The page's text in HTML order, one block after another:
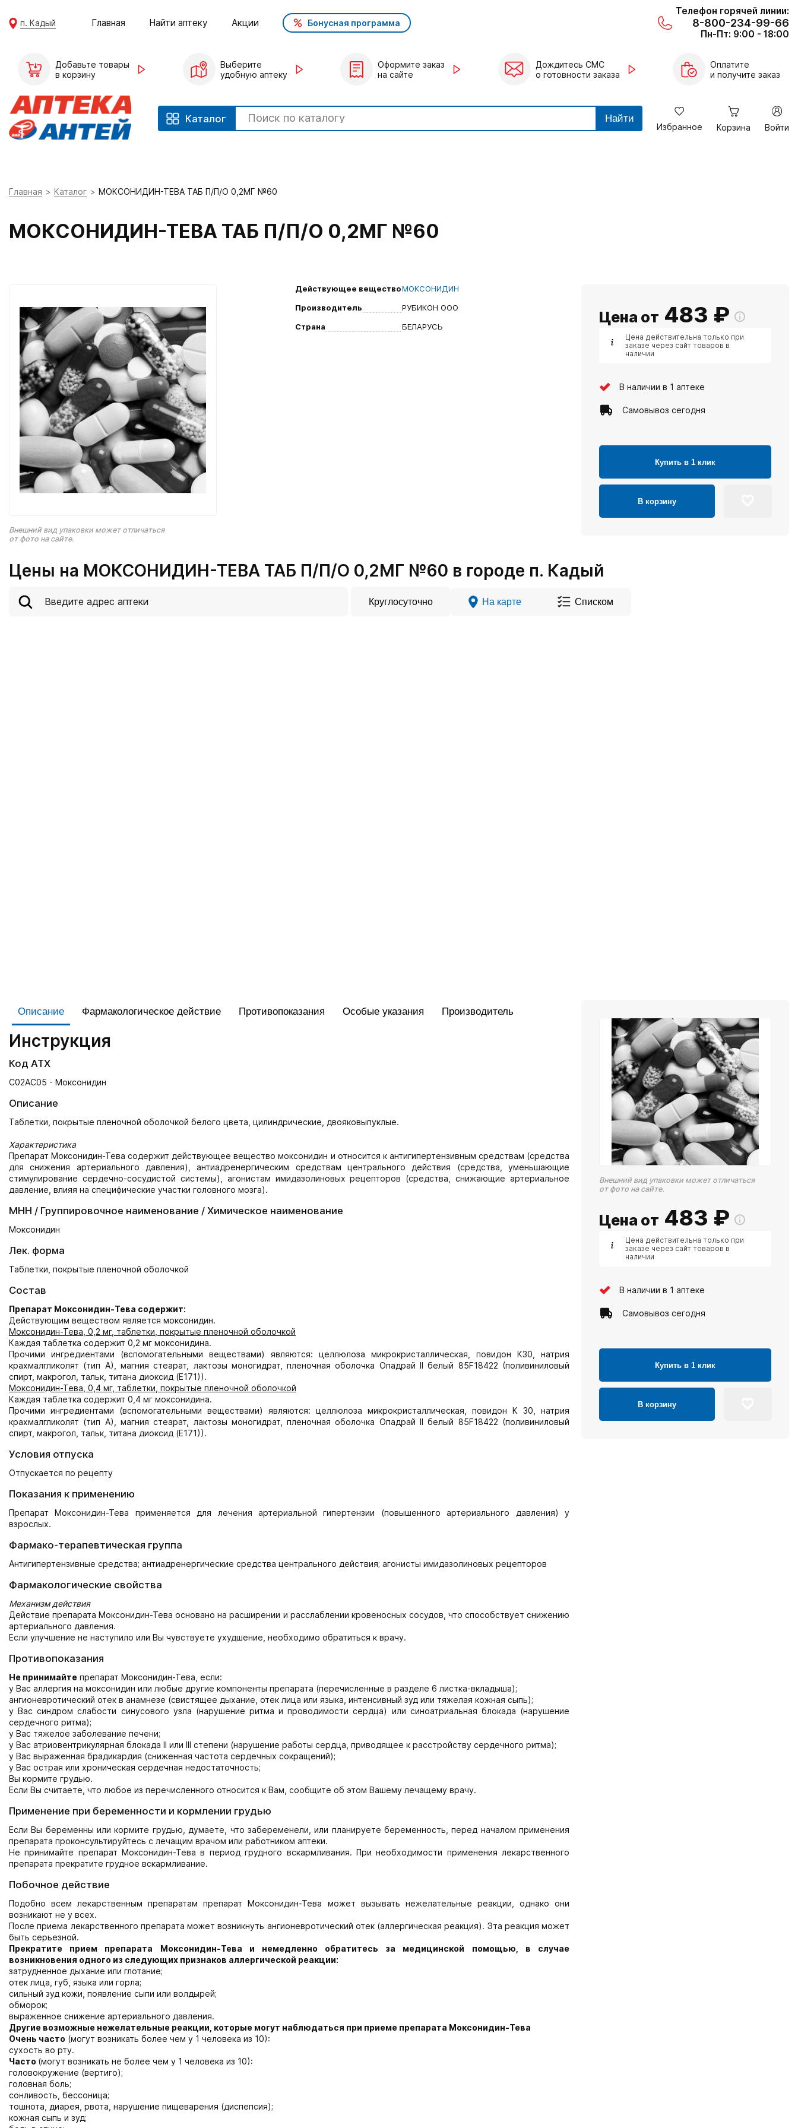
п. Кадый Главная Найти аптеку Акции Бонусная программа
Телефон горячей линии:
8-800-234-99-66
Пн-Пт: 9:00 - 18:00
Добавьте товары
в корзину
Выберите
удобную аптеку
Оформите заказ
на сайте
Дождитесь СМС
о готовности заказа
Оплатите
и получите заказ
Каталог Найти
Избранное Корзина Войти
Главная Каталог МОКСОНИДИН-ТЕВА ТАБ П/П/О 0,2МГ №60
МОКСОНИДИН-ТЕВА ТАБ П/П/О 0,2МГ №60
Внешний вид упаковки может отличаться
от фото на сайте.
Действующее веществоМОКСОНИДИН
Производитель
РУБИКОН ООО
Страна
БЕЛАРУСЬ
Цена от 483 ₽
Цена действительна только при
заказе через сайт товаров в
наличии
В наличии в 1 аптеке
Самовывоз сегодня
Купить в 1 клик
В корзину
Цены на МОКСОНИДИН-ТЕВА ТАБ П/П/О 0,2МГ №60 в городе п. Кадый
Круглосуточно На карте Списком
Описание Фармакологическое действие Противопоказания Особые указания Производитель
Инструкция
Код АТХ
C02AC05 - Моксонидин
Описание
Таблетки, покрытые пленочной оболочкой белого цвета, цилиндрические, двояковыпуклые.
Характеристика
Препарат Моксонидин-Тева содержит действующее вещество моксонидин и относится к антигипертензивным средствам (средства
для снижения артериального давления), антиадренергическим средствам центрального действия (средства, уменьшающие
стимулирование сердечно-сосудистой системы), агонистам имидазолиновых рецепторов (средства, снижающие артериальное
давление, влияя на специфические участки головного мозга).
МНН / Группировочное наименование / Химическое наименование
Моксонидин
Лек. форма
Таблетки, покрытые пленочной оболочкой
Состав
Препарат Моксонидин-Тева содержит:
Действующим веществом является моксонидин.
Моксонидин-Тева, 0,2 мг, таблетки, покрытые пленочной оболочкой
Каждая таблетка содержит 0,2 мг моксонидина.
Прочими ингредиентами (вспомогательными веществами) являются: целлюлоза микрокристаллическая, повидон К30, натрия
крахмалгликолят (тип А), магния стеарат, лактозы моногидрат, пленочная оболочка Опадрай II белый 85F18422 (поливиниловый
спирт, макрогол, тальк, титана диоксид (Е171)).
Моксонидин-Тева, 0,4 мг, таблетки, покрытые пленочной оболочкой
Каждая таблетка содержит 0,4 мг моксонидина.
Прочими ингредиентами (вспомогательными веществами) являются: целлюлоза микрокристаллическая, повидон К 30, натрия
крахмалгликолят (тип А), магния стеарат, лактозы моногидрат, пленочная оболочка Опадрай II белый 85F18422 (поливиниловый
спирт, макрогол, тальк, титана диоксид (Е171)).
Условия отпуска
Отпускается по рецепту
Показания к применению
Препарат Моксонидин-Тева применяется для лечения артериальной гипертензии (повышенного артериального давления) у
взрослых.
Фармако-терапевтическая группа
Антигипертензивные средства; антиадренергические средства центрального действия; агонисты имидазолиновых рецепторов
Фармакологические свойства
Механизм действия
Действие препарата Моксонидин-Тева основано на расширении и расслаблении кровеносных сосудов, что способствует снижению
артериального давления.
Если улучшение не наступило или Вы чувствуете ухудшение, необходимо обратиться к врачу.
Противопоказания
Не принимайте препарат Моксонидин-Тева, если:
у Вас аллергия на моксонидин или любые другие компоненты препарата (перечисленные в разделе 6 листка-вкладыша);
ангионевротический отек в анамнезе (свистящее дыхание, отек лица или языка, интенсивный зуд или тяжелая кожная сыпь);
у Вас синдром слабости синусового узла (нарушение ритма и проводимости сердца) или синоатриальная блокада (нарушение
сердечного ритма);
у Вас тяжелое заболевание печени;
у Вас атриовентрикулярная блокада II или III степени (нарушение работы сердца, приводящее к расстройству сердечного ритма);
у Вас выраженная брадикардия (сниженная частота сердечных сокращений);
у Вас острая или хроническая сердечная недостаточность;
Вы кормите грудью.
Если Вы считаете, что любое из перечисленного относится к Вам, сообщите об этом Вашему лечащему врачу.
Применение при беременности и кормлении грудью
Если Вы беременны или кормите грудью, думаете, что забеременели, или планируете беременность, перед началом применения
препарата проконсультируйтесь с лечащим врачом или работником аптеки.
Не принимайте препарат Моксонидин-Тева в период грудного вскармливания. При необходимости применения лекарственного
препарата прекратите грудное вскармливание.
Побочное действие
Подобно всем лекарственным препаратам препарат Моксонидин-Тева может вызывать нежелательные реакции, однако они
возникают не у всех.
После приема лекарственного препарата может возникнуть ангионевротический отек (аллергическая реакция). Эта реакция может
быть серьезной.
Прекратите прием препарата Моксонидин-Тева и немедленно обратитесь за медицинской помощью, в случае
возникновения одного из следующих признаков аллергической реакции:
затрудненное дыхание или глотание;
отек лица, губ, языка или горла;
сильный зуд кожи, появление сыпи или волдырей;
обморок;
выраженное снижение артериального давления.
Другие возможные нежелательные реакции, которые могут наблюдаться при приеме препарата Моксонидин-Тева
Очень часто (могут возникать более чем у 1 человека из 10):
сухость во рту.
Часто (могут возникать не более чем у 1 человека из 10):
головокружение (вертиго);
головная боль;
сонливость, бессоница;
тошнота, диарея, рвота, нарушение пищеварения (диспепсия);
кожная сыпь и зуд;
Внешний вид упаковки может отличаться
от фото на сайте.
Цена от 483 ₽
Цена действительна только при
заказе через сайт товаров в
наличии
В наличии в 1 аптеке
Самовывоз сегодня
Купить в 1 клик
В корзину